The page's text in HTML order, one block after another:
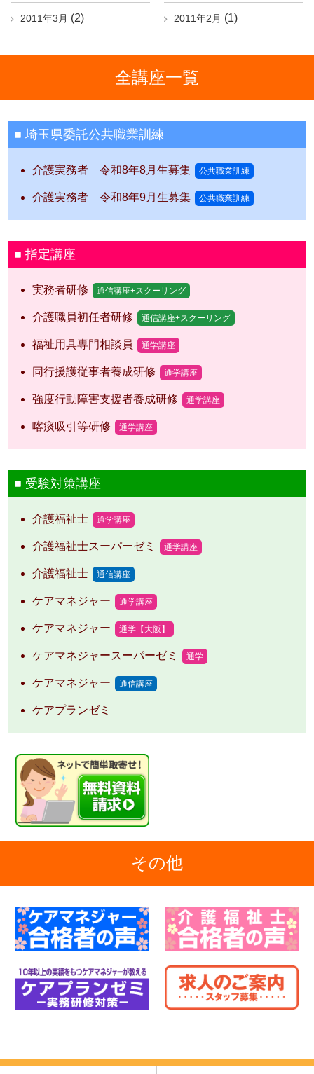
2011年3月 (2) 2011年2月 (1)
全講座一覧
埼玉県委託公共職業訓練
介護実務者 令和8年8月生募集 公共職業訓練
介護実務者 令和8年9月生募集 公共職業訓練
指定講座
実務者研修 通信講座+スクーリング
介護職員初任者研修 通信講座+スクーリング
福祉用具専門相談員 通学講座
同行援護従事者養成研修 通学講座
強度行動障害支援者養成研修 通学講座
喀痰吸引等研修 通学講座
受験対策講座
介護福祉士 通学講座
介護福祉士スーパーゼミ 通学講座
介護福祉士 通信講座
ケアマネジャー 通学講座
ケアマネジャー 通学【大阪】
ケアマネジャースーパーゼミ 通学
ケアマネジャー 通信講座
ケアプランゼミ
その他